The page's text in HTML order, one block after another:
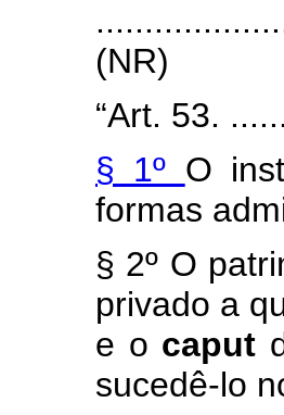
(NR)
“Art. 53.
§ 1º O
formas
§ 2º O
privado a
e o caput
sucedê-lo